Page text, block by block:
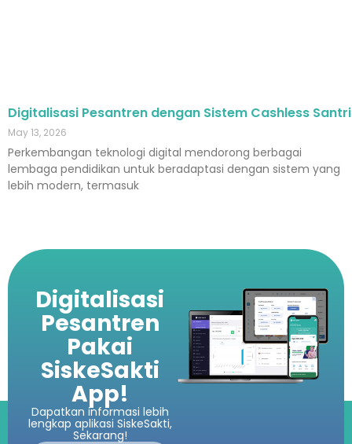
Digitalisasi Pesantren dengan Sistem Cashless Santri
May 13, 2026
Perkembangan teknologi digital mendorong berbagai
lembaga pendidikan untuk beradaptasi dengan sistem yang
lebih modern, termasuk
Digitalisasi
Pesantren
Pakai
SiskeSakti
App!
Dapatkan informasi lebih
lengkap aplikasi SiskeSakti,
Sekarang!